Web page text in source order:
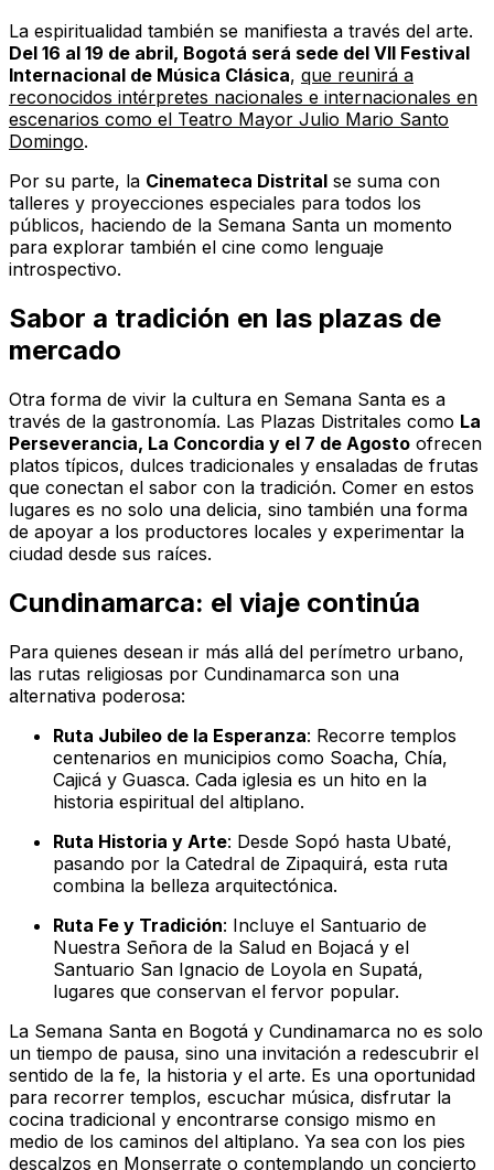
La espiritualidad también se manifiesta a través del arte.
Del 16 al 19 de abril, Bogotá será sede del VII Festival
Internacional de Música Clásica, que reunirá a
reconocidos intérpretes nacionales e internacionales en
escenarios como el Teatro Mayor Julio Mario Santo
Domingo.
Por su parte, la Cinemateca Distrital se suma con
talleres y proyecciones especiales para todos los
públicos, haciendo de la Semana Santa un momento
para explorar también el cine como lenguaje
introspectivo.
Sabor a tradición en las plazas de
mercado
Otra forma de vivir la cultura en Semana Santa es a
través de la gastronomía. Las Plazas Distritales como La
Perseverancia, La Concordia y el 7 de Agosto ofrecen
platos típicos, dulces tradicionales y ensaladas de frutas
que conectan el sabor con la tradición. Comer en estos
lugares es no solo una delicia, sino también una forma
de apoyar a los productores locales y experimentar la
ciudad desde sus raíces.
Cundinamarca: el viaje continúa
Para quienes desean ir más allá del perímetro urbano,
las rutas religiosas por Cundinamarca son una
alternativa poderosa:
Ruta Jubileo de la Esperanza: Recorre templos
centenarios en municipios como Soacha, Chía,
Cajicá y Guasca. Cada iglesia es un hito en la
historia espiritual del altiplano.
Ruta Historia y Arte: Desde Sopó hasta Ubaté,
pasando por la Catedral de Zipaquirá, esta ruta
combina la belleza arquitectónica.
Ruta Fe y Tradición: Incluye el Santuario de
Nuestra Señora de la Salud en Bojacá y el
Santuario San Ignacio de Loyola en Supatá,
lugares que conservan el fervor popular.
La Semana Santa en Bogotá y Cundinamarca no es solo
un tiempo de pausa, sino una invitación a redescubrir el
sentido de la fe, la historia y el arte. Es una oportunidad
para recorrer templos, escuchar música, disfrutar la
cocina tradicional y encontrarse consigo mismo en
medio de los caminos del altiplano. Ya sea con los pies
descalzos en Monserrate o contemplando un concierto